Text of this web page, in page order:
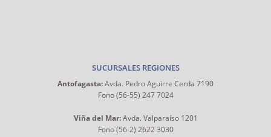
SUCURSALES REGIONES
Antofagasta:Avda. Pedro Aguirre Cerda 7190
Fono (56-55) 247 7024
Viña del Mar:Avda. Valparaíso 1201
Fono (56-2) 2622 3030